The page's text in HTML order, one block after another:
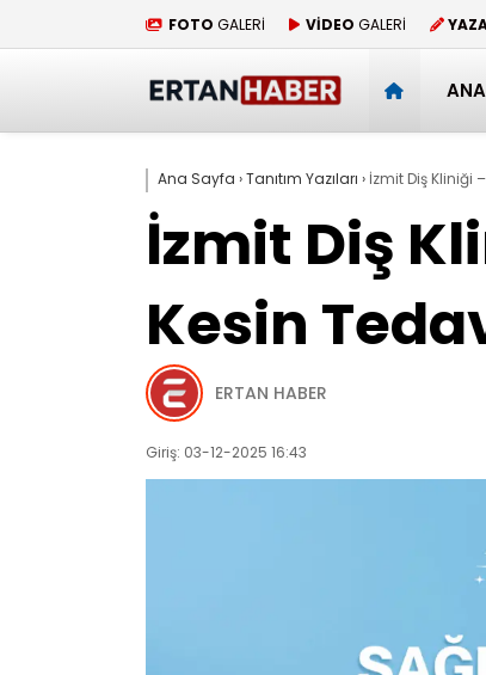
FOTO GALERİ VİDEO GALERİ
Ana Sayfa ›Tanıtım Yazıları › İzmit Diş Kliniği
İzmit Diş
Kesin
ERTAN HABER
Giriş: 03-12-2025 16:43